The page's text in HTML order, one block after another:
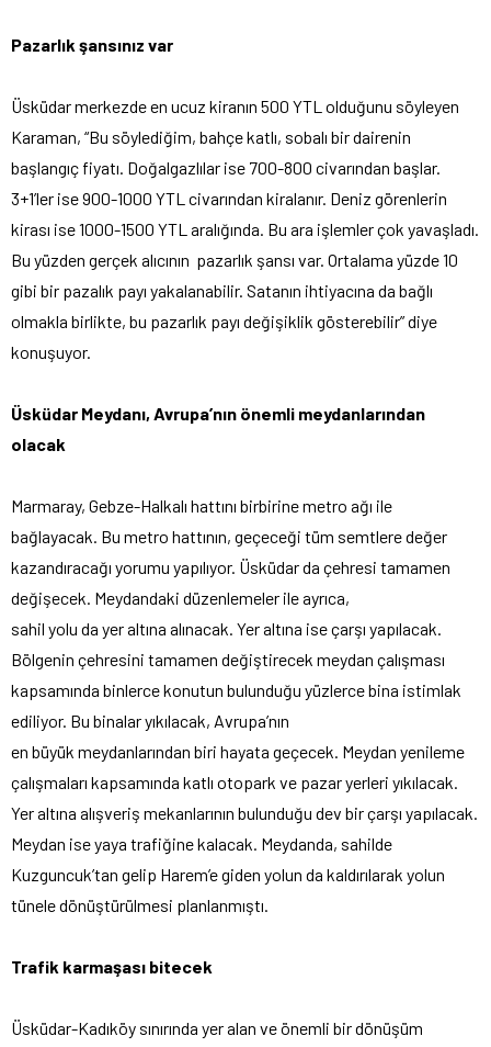
Pazarlık şansınız var
Üsküdar merkezde en ucuz kiranın 500 YTL olduğunu söyleyen
Karaman, “Bu söylediğim, bahçe katlı, sobalı bir dairenin
başlangıç fiyatı. Doğalgazlılar ise 700-800 civarından başlar.
3+1’ler ise 900-1000 YTL civarından kiralanır. Deniz görenlerin
kirası ise 1000-1500 YTL aralığında. Bu ara işlemler çok yavaşladı.
Bu yüzden gerçek alıcının pazarlık şansı var. Ortalama yüzde 10
gibi bir pazalık payı yakalanabilir. Satanın ihtiyacına da bağlı
olmakla birlikte, bu pazarlık payı değişiklik gösterebilir” diye
konuşuyor.
Üsküdar Meydanı, Avrupa’nın önemli meydanlarından
olacak
Marmaray, Gebze-Halkalı hattını birbirine metro ağı ile
bağlayacak. Bu metro hattının, geçeceği tüm semtlere değer
kazandıracağı yorumu yapılıyor. Üsküdar da çehresi tamamen
değişecek. Meydandaki düzenlemeler ile ayrıca,
sahil yolu da yer altına alınacak. Yer altına ise çarşı yapılacak.
Bölgenin çehresini tamamen değiştirecek meydan çalışması
kapsamında binlerce konutun bulunduğu yüzlerce bina istimlak
ediliyor. Bu binalar yıkılacak, Avrupa’nın
en büyük meydanlarından biri hayata geçecek. Meydan yenileme
çalışmaları kapsamında katlı otopark ve pazar yerleri yıkılacak.
Yer altına alışveriş mekanlarının bulunduğu dev bir çarşı yapılacak.
Meydan ise yaya trafiğine kalacak. Meydanda, sahilde
Kuzguncuk’tan gelip Harem’e giden yolun da kaldırılarak yolun
tünele dönüştürülmesi planlanmıştı.
Trafik karmaşası bitecek
Üsküdar-Kadıköy sınırında yer alan ve önemli bir dönüşüm